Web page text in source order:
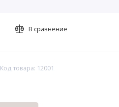
Код товара: 12001
В сравнение